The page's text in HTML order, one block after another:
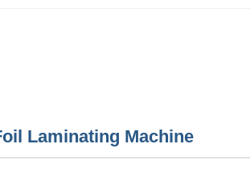
Laminating Machine